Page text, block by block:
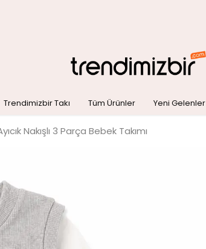
Trendimizbir Takı Tüm Ürünler Yeni Gelenler
Nakışlı 3 Parça Bebek Takımı